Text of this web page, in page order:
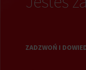
ZADZWOŃ I